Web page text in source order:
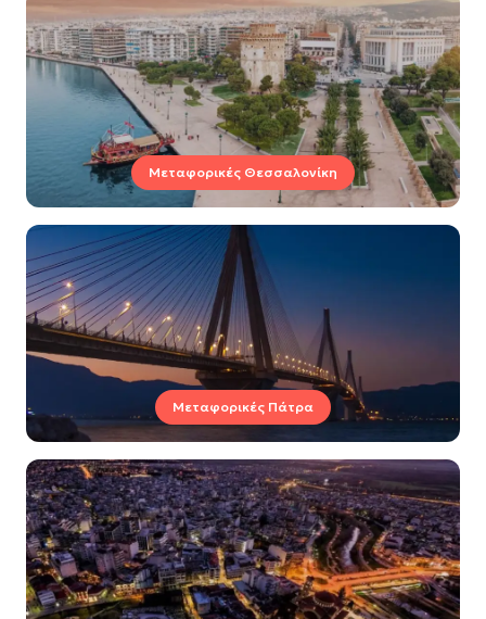
Μεταφορικές Θεσσαλονίκη
Μεταφορικές Πάτρα